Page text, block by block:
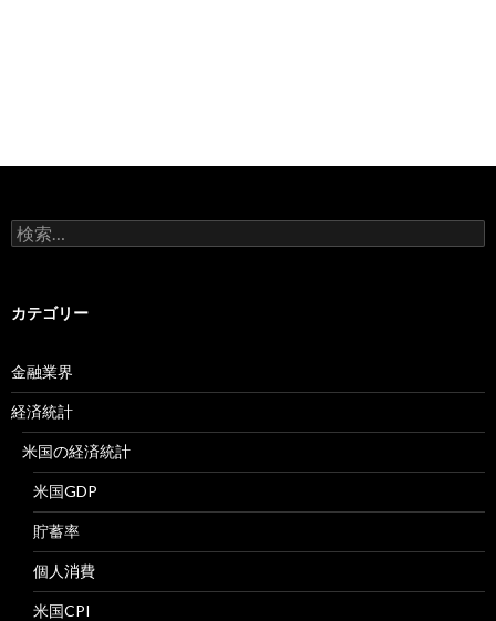
検
索:
カテゴリー
金融業界
経済統計
米国の経済統計
米国GDP
貯蓄率
個人消費
米国CPI